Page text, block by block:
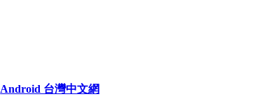
Android 台灣中文網